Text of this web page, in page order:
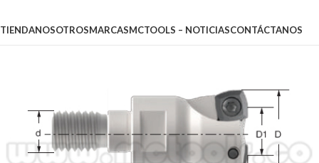
TIENDANOSOTROSMARCASMCTOOLS – NOTICIASCONTÁCTANOS